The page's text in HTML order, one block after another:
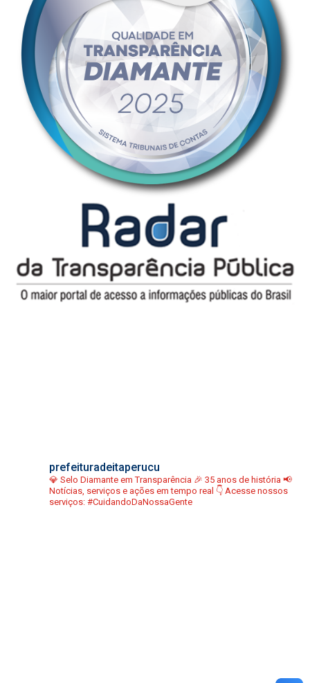
prefeituradeitaperucu
💎 Selo Diamante em Transparência 🎉 35 anos de história 📢
Notícias, serviços e ações em tempo real 👇 Acesse nossos
serviços: #CuidandoDaNossaGente